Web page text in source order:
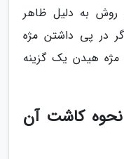
به دلیل ظاهر
در پی داشتن مژه
هیدن یک گزینه
نحوه کاشت آن